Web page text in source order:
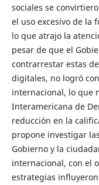
sociales se
el uso excesivo de la
lo que atrajo la
pesar de que el
contrarrestar estas
digitales, no logró
internacional, lo que
Interamericana de
reducción en la
propone investigar
Gobierno y la
internacional, con el
estrategias